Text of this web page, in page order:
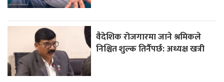
वैदेशिक रोजगारमा जाने श्रमिकले
निश्चित शुल्क तिर्नैपर्छ: अध्यक्ष खत्री